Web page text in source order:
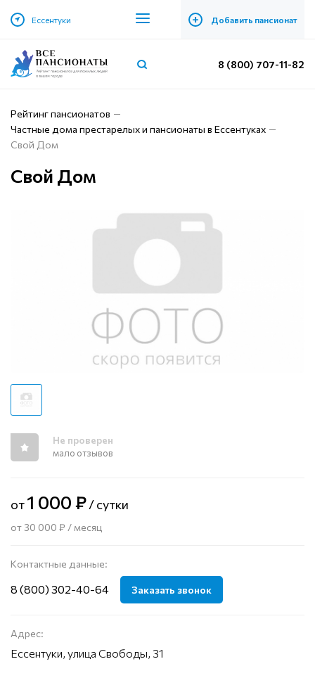
Ессентуки + Добавить пансионат
8 (800) 707-11-82
Рейтинг пансионатов
Частные дома престарелых и пансионаты в Ессентуках
Свой Дом
Свой Дом
Не проверен
мало отзывов
от1 000 ₽/ сутки
от 30 000 ₽ / месяц
Контактные данные:
8 (800) 302-40-64 Заказать звонок
Адрес:
Ессентуки, улица Свободы, 31